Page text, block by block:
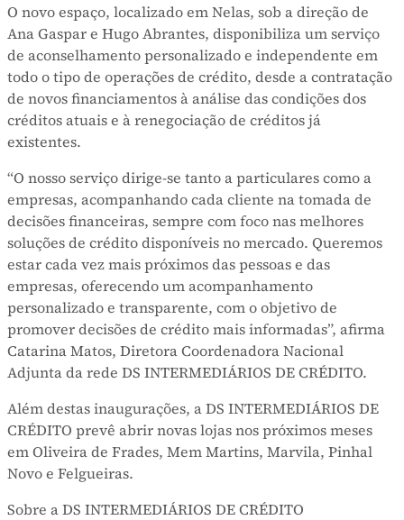
O novo espaço, localizado em Nelas, sob a direção de
Ana Gaspar e Hugo Abrantes, disponibiliza um serviço
de aconselhamento personalizado e independente em
todo o tipo de operações de crédito, desde a contratação
de novos financiamentos à análise das condições dos
créditos atuais e à renegociação de créditos já
existentes.
“O nosso serviço dirige-se tanto a particulares como a
empresas, acompanhando cada cliente na tomada de
decisões financeiras, sempre com foco nas melhores
soluções de crédito disponíveis no mercado. Queremos
estar cada vez mais próximos das pessoas e das
empresas, oferecendo um acompanhamento
personalizado e transparente, com o objetivo de
promover decisões de crédito mais informadas”, afirma
Catarina Matos, Diretora Coordenadora Nacional
Adjunta da rede DS INTERMEDIÁRIOS DE CRÉDITO.
Além destas inaugurações, a DS INTERMEDIÁRIOS DE
CRÉDITO prevê abrir novas lojas nos próximos meses
em Oliveira de Frades, Mem Martins, Marvila, Pinhal
Novo e Felgueiras.
Sobre a DS INTERMEDIÁRIOS DE CRÉDITO